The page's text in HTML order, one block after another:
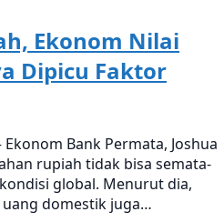
Ekonom Nilai
Dipicu Faktor
Ekonom Bank Permata, Joshua
rupiah tidak bisa semata-
global. Menurut dia,
domestik juga…